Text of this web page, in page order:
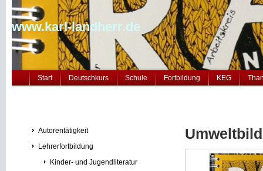
www.karl-landherr.de
Start Deutschkurs Schule Fortbildung KEG
Autorentätigkeit
Lehrerfortbildung
Kinder- und Jugendliteratur